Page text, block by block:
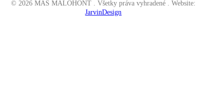
© 2026 MAS MALOHONT . Všetky práva vyhradené . Website:
JarvinDesign